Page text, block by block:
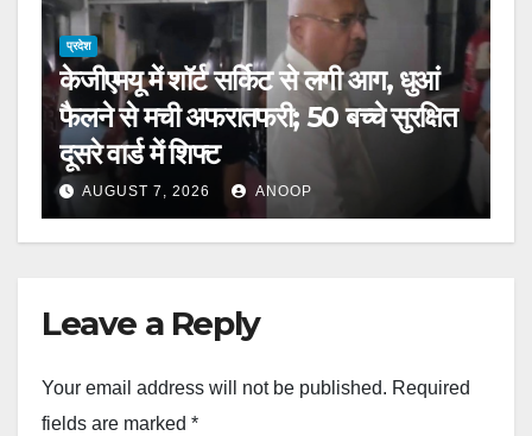
प्रदेश
केजीएमयू में शॉर्ट सर्किट से लगी आग, धुआं
फैलने से मची अफरातफरी; 50 बच्चे सुरक्षित
दूसरे वार्ड में शिफ्ट
AUGUST 7, 2026 ANOOP
Leave a Reply
Your email address will not be published. Required
fields are marked *